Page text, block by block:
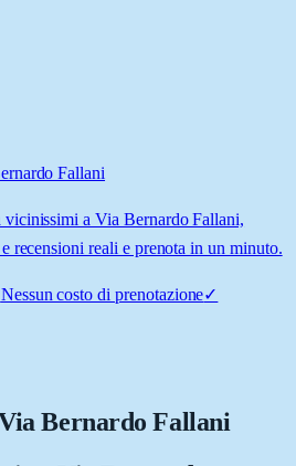
Fallani
a Via Bernardo Fallani,
recensioni reali e prenota in un minuto.
Nessun costo di prenotazione✓
Bernardo Fallani